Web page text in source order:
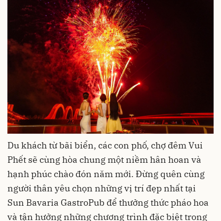
Du khách từ bãi biển, các con phố, chợ đêm Vui
Phết sẽ cùng hòa chung một niềm hân hoan và
hạnh phúc chào đón năm mới. Đừng quên cùng
người thân yêu chọn những vị trí đẹp nhất tại
Sun Bavaria GastroPub để thưởng thức pháo hoa
và tận hưởng những chương trình đặc biệt trong